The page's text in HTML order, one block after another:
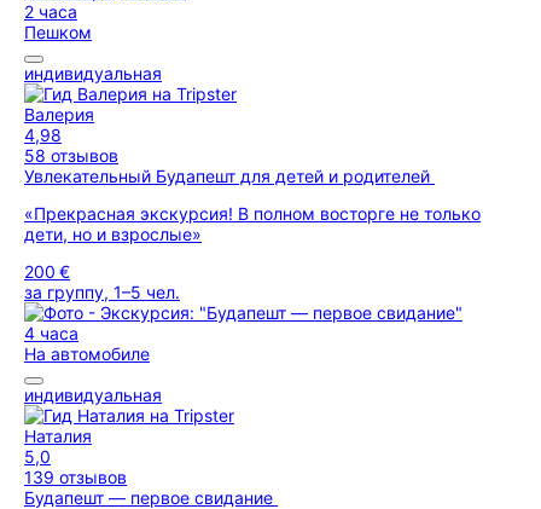
2 часа
Пешком
индивидуальная
Валерия
4,98
58 отзывов
Увлекательный Будапешт для детей и родителей
«Прекрасная экскурсия! В полном восторге не только
дети, но и взрослые»
200 €
за группу, 1–5 чел.
4 часа
На автомобиле
индивидуальная
Наталия
5,0
139 отзывов
Будапешт — первое свидание